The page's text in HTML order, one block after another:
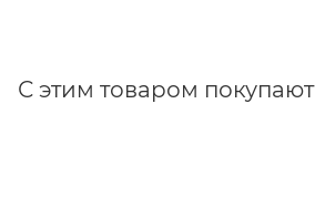
С этим товаром покупают